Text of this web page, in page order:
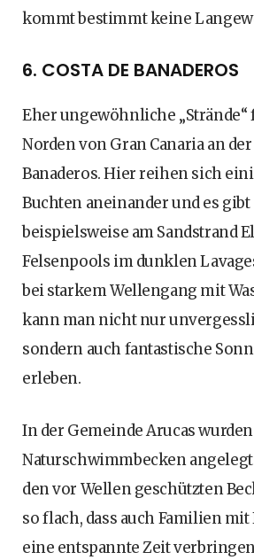
kommt bestimmt keine
6. COSTA DE BANADEROS
Eher ungewöhnliche „Strände“
Norden von Gran Canaria an der
Banaderos. Hier reihen sich
Buchten aneinander und es
beispielsweise am Sandstrand
Felsenpools im dunklen
bei starkem Wellengang mit
kann man nicht nur
sondern auch fantastische
erleben.
In der Gemeinde Arucas
Naturschwimmbecken
den vor Wellen geschützten
so flach, dass auch Familien
eine entspannte Zeit